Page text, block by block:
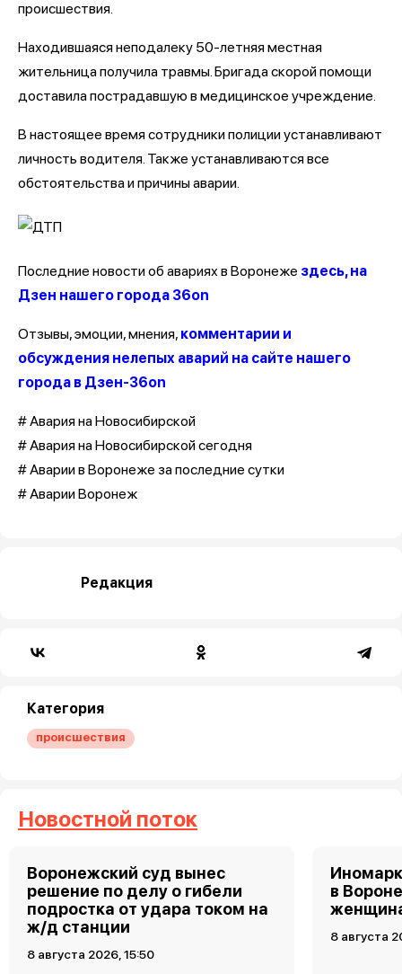
происшествия.
Находившаяся неподалеку 50-летняя местная
жительница получила травмы. Бригада скорой помощи
доставила пострадавшую в медицинское учреждение.
В настоящее время сотрудники полиции устанавливают
личность водителя. Также устанавливаются все
обстоятельства и причины аварии.
Последние новости об авариях в Воронеже здесь, на
Дзен нашего города 36on
Отзывы, эмоции, мнения, комментарии и
обсуждения нелепых аварий на сайте нашего
города в Дзен-36on
# Авария на Новосибирской
# Авария на Новосибирской сегодня
# Аварии в Воронеже за последние сутки
# Аварии Воронеж
Редакция
Категория
происшествия
Новостной поток
Воронежский суд вынес
решение по делу о гибели
подростка от удара током на
ж/д станции
8 августа 2026, 15:50
в
8 августа